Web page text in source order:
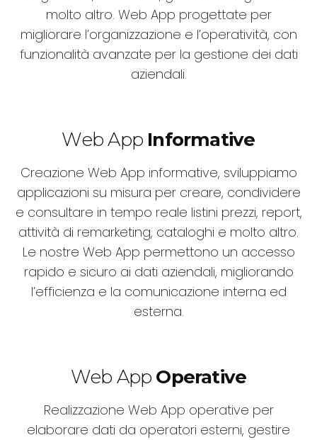
molto altro. Web App progettate per
migliorare l’organizzazione e l’operatività, con
funzionalità avanzate per la gestione dei dati
aziendali.
Web App Informative
Creazione Web App informative, sviluppiamo
applicazioni su misura per creare, condividere
e consultare in tempo reale listini prezzi, report,
attività di remarketing, cataloghi e molto altro.
Le nostre Web App permettono un accesso
rapido e sicuro ai dati aziendali, migliorando
l’efficienza e la comunicazione interna ed
esterna.
Web App Operative
Realizzazione Web App operative per
elaborare dati da operatori esterni, gestire